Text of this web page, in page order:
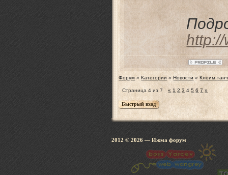
Форум » Категории » Новости » Клеим
Страница4 из7 « 1 2 3 4 5 6 7 »
2012 © 2026 — Ижма